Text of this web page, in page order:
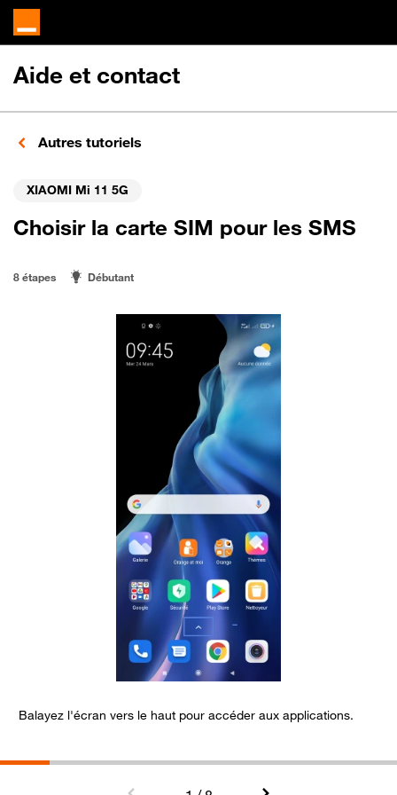
Aide et contact
Autres tutoriels
XIAOMI Mi 11 5G
Choisir la carte SIM pour les SMS
8 étapes Débutant
Balayez l'écran vers le haut pour accéder aux applications.